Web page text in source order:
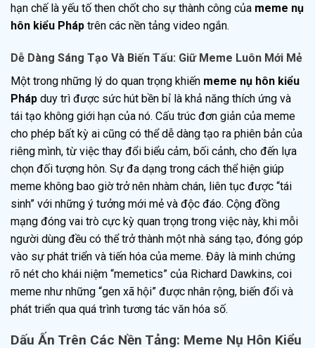
hạn chế là yếu tố then chốt cho sự thành công của meme nụ
hôn kiểu Pháp trên các nền tảng video ngắn.
Dễ Dàng Sáng Tạo Và Biến Tấu: Giữ Meme Luôn Mới Mẻ
Một trong những lý do quan trọng khiến meme nụ hôn kiểu
Pháp duy trì được sức hút bền bỉ là khả năng thích ứng và
tái tạo không giới hạn của nó. Cấu trúc đơn giản của meme
cho phép bất kỳ ai cũng có thể dễ dàng tạo ra phiên bản của
riêng mình, từ việc thay đổi biểu cảm, bối cảnh, cho đến lựa
chọn đối tượng hôn. Sự đa dạng trong cách thể hiện giúp
meme không bao giờ trở nên nhàm chán, liên tục được “tái
sinh” với những ý tưởng mới mẻ và độc đáo. Cộng đồng
mạng đóng vai trò cực kỳ quan trọng trong việc này, khi mỗi
người dùng đều có thể trở thành một nhà sáng tạo, đóng góp
vào sự phát triển và tiến hóa của meme. Đây là minh chứng
rõ nét cho khái niệm “memetics” của Richard Dawkins, coi
meme như những “gen xã hội” được nhân rộng, biến đổi và
phát triển qua quá trình tương tác văn hóa số.
Dấu Ấn Trên Các Nền Tảng: Meme Nụ Hôn Kiểu